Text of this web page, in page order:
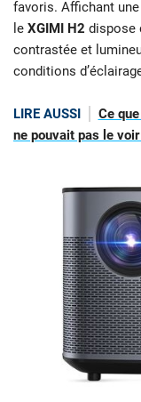
favoris. Affichant
le XGIMI H2 dispose
contrastée et
conditions
LIRE AUSSI
Ce
ne pouvait pas le